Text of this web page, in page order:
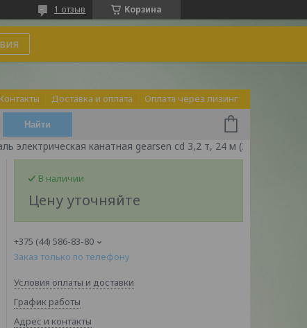
Корзина
1 отзыв
Контакты Доставка и оплата Оплата через лизинг
Найти
В наличии
Цену уточняйте
+375 (44) 586-83-80
Заказ только по телефону
Условия оплаты и доставки
График работы
Адрес и контакты